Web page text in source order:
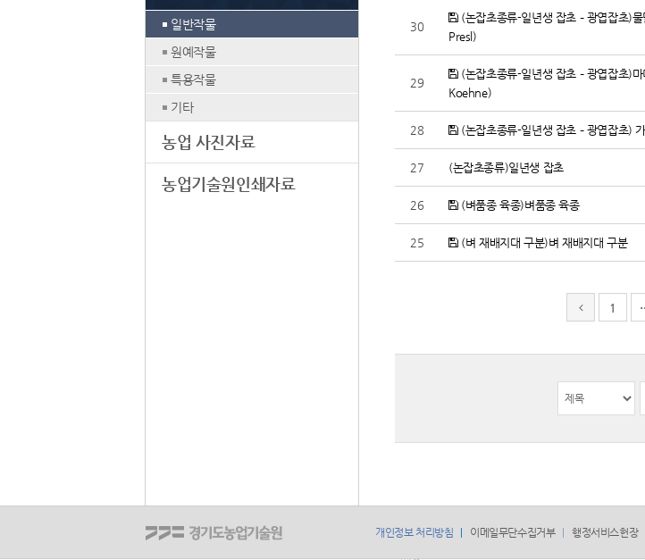
30
(논잡초종류-일년생 잡초 – 광엽잡초)
Presl)
29
(논잡초종류-일년생 잡초 – 광엽잡초)
Koehne)
28 (논잡초종류-일년생 잡초 – 광엽잡초)
27 (논잡초종류)일년생 잡초
26 (벼품종 육종)벼품종 육종
25 (벼 재배지대 구분)벼 재배지대 구분
1
일반작물
원예작물
특용작물
기타
농업 사진자료
농업기술원인쇄자료
개인정보 처리방침 이메일무단수집거부 행정서비스헌장